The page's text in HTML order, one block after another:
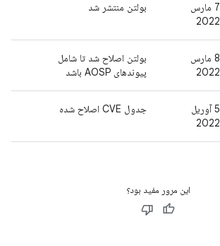
7 مارس
2022
بولتن منتشر شد
8 مارس
2022
بولتن اصلاح شد تا شامل
پیوندهای AOSP باشد
5 آوریل
2022
جدول CVE اصلاح شده
این مرور مفید بود؟